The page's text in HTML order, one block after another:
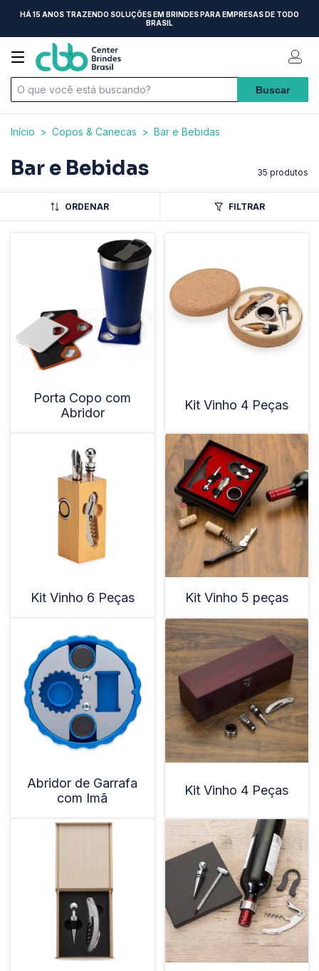
HÁ 15 ANOS TRAZENDO SOLUÇÕES EM BRINDES PARA EMPRESAS DE TODO
BRASIL
Início > Copos & Canecas > Bar e Bebidas
Bar e Bebidas 35 produtos
ORDENAR FILTRAR
Porta Copo com
Abridor
Kit Vinho 4 Peças
Kit Vinho 6 Peças Kit Vinho 5 peças
Abridor de Garrafa
com Imã
Kit Vinho 4 Peças